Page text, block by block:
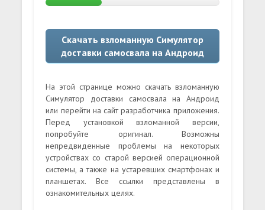
Скачать взломанную Симулятор
доставки самосвала на Андроид
На этой странице можно скачать взломанную
Симулятор доставки самосвала на Андроид
или перейти на сайт разработчика приложения.
Перед установкой взломанной версии,
попробуйте оригинал. Возможны
непредвиденные проблемы на некоторых
устройствах со старой версией операционной
системы, а также на устаревших смартфонах и
планшетах. Все ссылки представлены в
ознакомительных целях.